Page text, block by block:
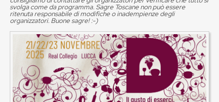
svolga come da programma. Sagre Toscane non può essere
ritenuta responsabile di modifiche o inadempienze degli
organizzatori. Buone sagre! :-)